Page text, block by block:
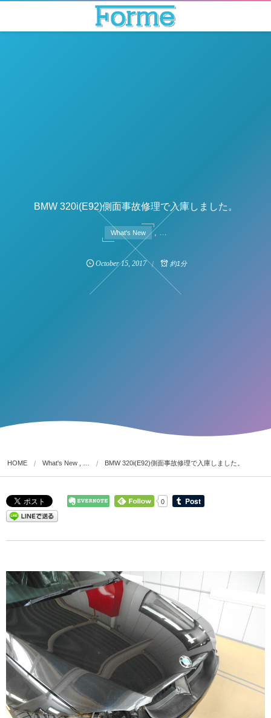
BMW 320i(E92)側面事故修理で入庫しました。
What's New , …
October 15 ,2017 約1分
HOME What's New , … BMW 320i(E92)側面事故修理で入庫しました。
0